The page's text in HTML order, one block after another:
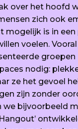
over het hoofd
zich ook
mogelijk is in
voelen. Vooral
groepen
nodig:
ze het gevoel
zijn zonder
we bijvoorbeeld